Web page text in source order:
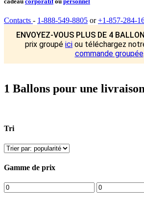
Contacts - 1-888-549-8805 or+1-857-284-
ENVOYEZ-VOUS PLUS DE 4
prix groupé ici ou téléchargez
commande groupée.
1 Ballons pour une
Tri
Gamme de prix